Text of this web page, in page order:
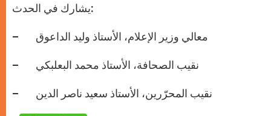
يشارك في الحدث:
– معالي وزير الإعلام، الأستاذ وليد الداعوق
– نقيب الصحافة، الأستاذ محمد البعلبكي
– نقيب المحرّرين، الأستاذ سعيد ناصر الدين